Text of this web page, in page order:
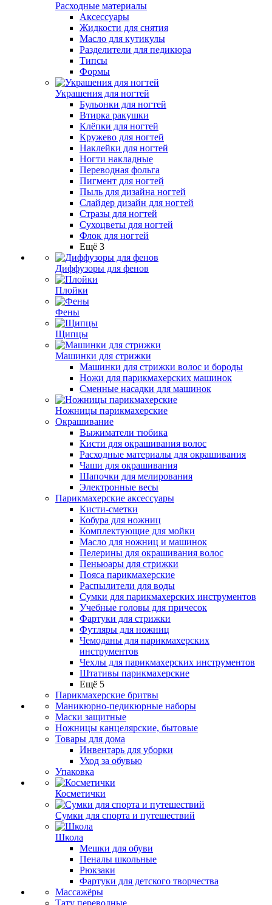
Расходные материалы
Аксессуары
Жидкости для снятия
Масло для кутикулы
Разделители для педикюра
Типсы
Формы
Украшения для ногтей
Бульонки для ногтей
Втирка ракушки
Клёпки для ногтей
Кружево для ногтей
Наклейки для ногтей
Ногти накладные
Переводная фольга
Пигмент для ногтей
Пыль для дизайна ногтей
Слайдер дизайн для ногтей
Стразы для ногтей
Сухоцветы для ногтей
Флок для ногтей
Ещё 3
Диффузоры для фенов
Плойки
Фены
Щипцы
Машинки для стрижки
Машинки для стрижки волос и бороды
Ножи для парикмахерских машинок
Сменные насадки для машинок
Ножницы парикмахерские
Окрашивание
Выжиматели тюбика
Кисти для окрашивания волос
Расходные материалы для окрашивания
Чаши для окрашивания
Шапочки для мелирования
Электронные весы
Парикмахерские аксессуары
Кисти-сметки
Кобура для ножниц
Комплектующие для мойки
Масло для ножниц и машинок
Пелерины для окрашивания волос
Пеньюары для стрижки
Пояса парикмахерские
Распылители для воды
Сумки для парикмахерских инструментов
Учебные головы для причесок
Фартуки для стрижки
Футляры для ножниц
Чемоданы для парикмахерских
инструментов
Чехлы для парикмахерских инструментов
Штативы парикмахерские
Ещё 5
Парикмахерские бритвы
Маникюрно-педикюрные наборы
Маски защитные
Ножницы канцелярские, бытовые
Товары для дома
Инвентарь для уборки
Уход за обувью
Упаковка
Косметички
Сумки для спорта и путешествий
Школа
Мешки для обуви
Пеналы школьные
Рюкзаки
Фартуки для детского творчества
Массажёры
Тату переводные